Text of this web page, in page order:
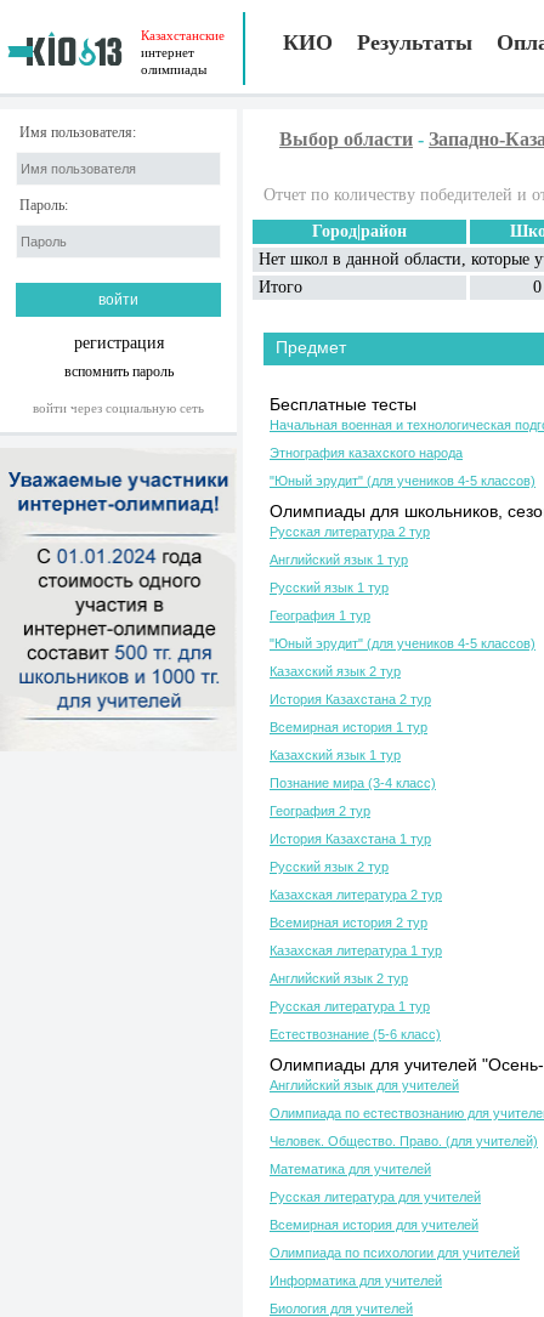
Казахстанские
интернет
олимпиады
КИО Результаты
Имя пользователя:
Пароль:
регистрация
вспомнить пароль
войти через социальную сеть
Выбор области - Западно-
Отчет по количеству победителей и
Город|район
Нет школ в данной области, которые
Итого
0
Предмет
Бесплатные тесты
Начальная военная и технологическая
Этнография казахского народа
"Юный эрудит" (для учеников 4-5 классов)
Олимпиады для школьников,
Русская литература 2 тур
Английский язык 1 тур
Русский язык 1 тур
География 1 тур
"Юный эрудит" (для учеников 4-5 классов)
Казахский язык 2 тур
История Казахстана 2 тур
Всемирная история 1 тур
Казахский язык 1 тур
Познание мира (3-4 класс)
География 2 тур
История Казахстана 1 тур
Русский язык 2 тур
Казахская литература 2 тур
Всемирная история 2 тур
Казахская литература 1 тур
Английский язык 2 тур
Русская литература 1 тур
Естествознание (5-6 класс)
Олимпиады для учителей
Английский язык для учителей
Олимпиада по естествознанию для
Человек. Общество. Право. (для учителей)
Математика для учителей
Русская литература для учителей
Всемирная история для учителей
Олимпиада по психологии для учителей
Информатика для учителей
Биология для учителей